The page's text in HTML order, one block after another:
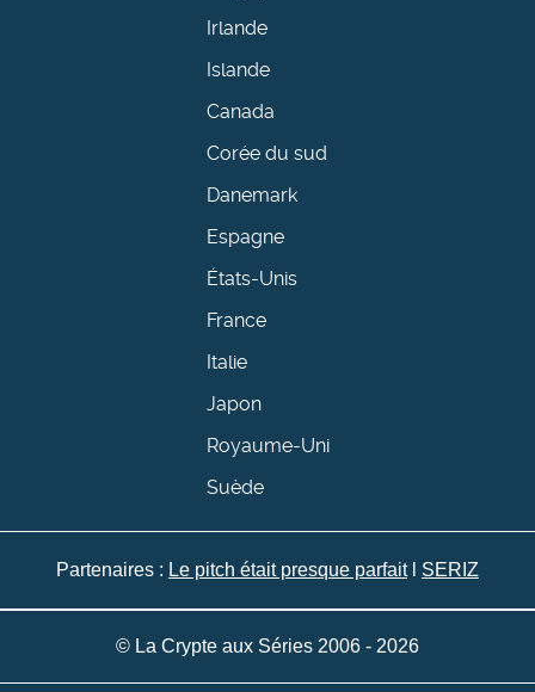
Irlande
Islande
Canada
Corée du sud
Danemark
Espagne
États-Unis
France
Italie
Japon
Royaume-Uni
Suède
Partenaires : Le pitch était presque parfaitl SERIZ
© La Crypte aux Séries 2006 - 2026